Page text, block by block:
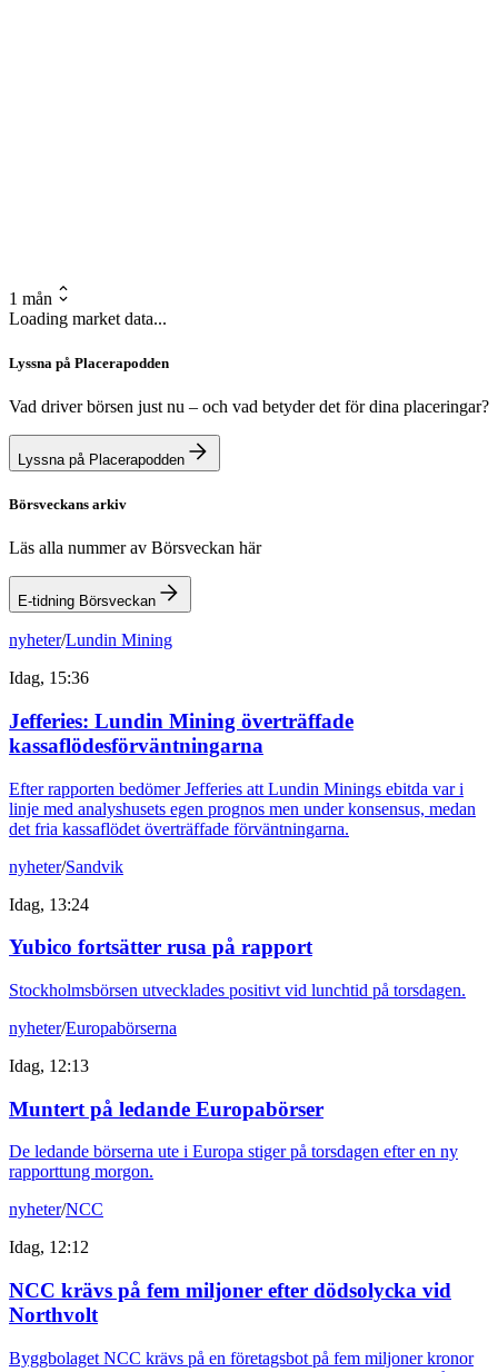
1 mån
Loading market data...
Lyssna på Placerapodden
Vad driver börsen just nu – och vad betyder det för dina placeringar?
Lyssna på Placerapodden
Börsveckans arkiv
Läs alla nummer av Börsveckan här
E-tidning Börsveckan
nyheter/Lundin Mining
Idag, 15:36
Jefferies: Lundin Mining överträffade
kassaflödesförväntningarna
Efter rapporten bedömer Jefferies att Lundin Minings ebitda var i
linje med analyshusets egen prognos men under konsensus, medan
det fria kassaflödet överträffade förväntningarna.
nyheter/Sandvik
Idag, 13:24
Yubico fortsätter rusa på rapport
Stockholmsbörsen utvecklades positivt vid lunchtid på torsdagen.
nyheter/Europabörserna
Idag, 12:13
Muntert på ledande Europabörser
De ledande börserna ute i Europa stiger på torsdagen efter en ny
rapporttung morgon.
nyheter/NCC
Idag, 12:12
NCC krävs på fem miljoner efter dödsolycka vid
Northvolt
Byggbolaget NCC krävs på en företagsbot på fem miljoner kronor